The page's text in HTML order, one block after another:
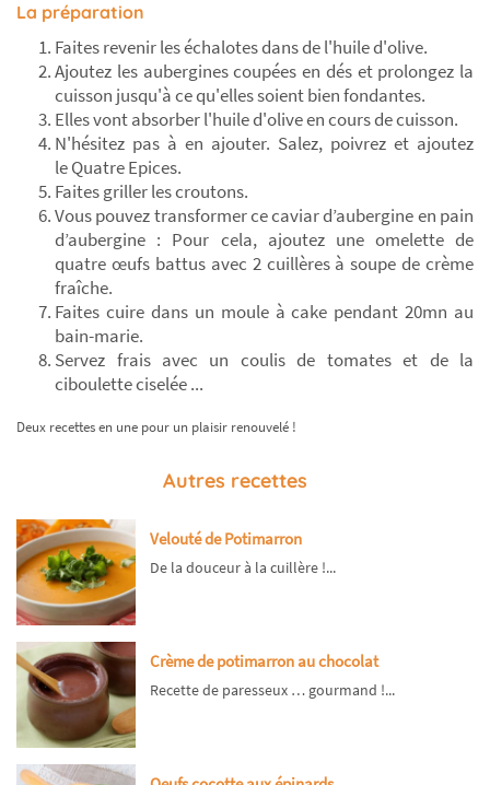
La préparation
Faites revenir les échalotes dans de l'huile d'olive.
Ajoutez les aubergines coupées en dés et prolongez la
cuisson jusqu'à ce qu'elles soient bien fondantes.
Elles vont absorber l'huile d'olive en cours de cuisson.
N'hésitez pas à en ajouter. Salez, poivrez et ajoutez
le Quatre Epices.
Faites griller les croutons.
Vous pouvez transformer ce caviar d’aubergine en pain
d’aubergine : Pour cela, ajoutez une omelette de
quatre œufs battus avec 2 cuillères à soupe de crème
fraîche.
Faites cuire dans un moule à cake pendant 20mn au
bain-marie.
Servez frais avec un coulis de tomates et de la
ciboulette ciselée ...
Deux recettes en une pour un plaisir renouvelé !
Autres recettes
Velouté de Potimarron
De la douceur à la cuillère !...
Crème de potimarron au chocolat
Recette de paresseux … gourmand !...